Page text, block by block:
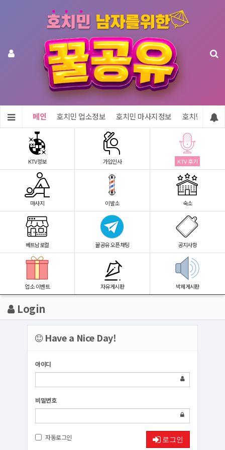
메인 호치민 업소정보 호치민 마사지정보 호치민 숙소
KTV정보 가입인사 KTV 후기
마사지 이발소 숙소
베트남로컬 꿀공유 오픈채팅 공지사항
업소 이벤트 자유게시판 박제게시판
Login
Have a Nice Day!
아이디
비밀번호
자동로그인 로그인